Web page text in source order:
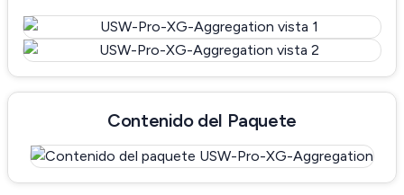
Contenido del Paquete